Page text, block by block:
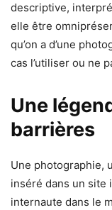
descriptive,
elle être
qu’on a d’une
cas l’utiliser ou ne
Une
barrières
Une photographie,
inséré dans un site
internaute dans le